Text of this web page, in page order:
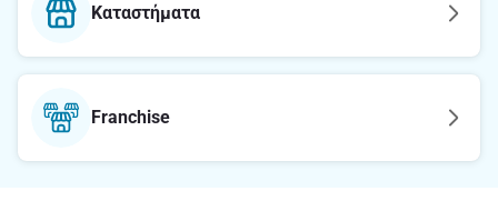
Καταστήματα
Franchise